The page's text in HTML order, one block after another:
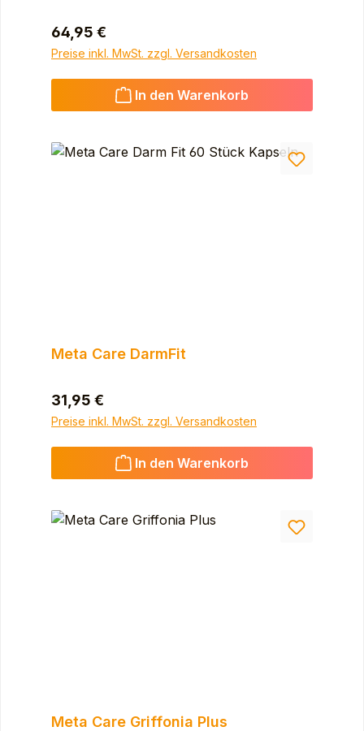
Regulärer Preis:
64,95 €
Preise inkl. MwSt. zzgl. Versandkosten
In den Warenkorb
Meta Care DarmFit
Regulärer Preis:
31,95 €
Preise inkl. MwSt. zzgl. Versandkosten
In den Warenkorb
Meta Care Griffonia Plus